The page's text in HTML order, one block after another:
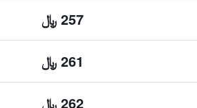
257 ﷼
261 ﷼
262 ﷼